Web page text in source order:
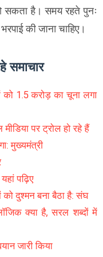
सकता है। समय रहते पुनः
की जाना चाहिए।
समाचार
1.5 करोड़ का चूना लगा
पर ट्रोल हो रहे हैं
मुख्यमंत्री
पढ़िए
को दुश्मन बना बैठा है: संघ
क्या है, सरल शब्दों में
जारी किया